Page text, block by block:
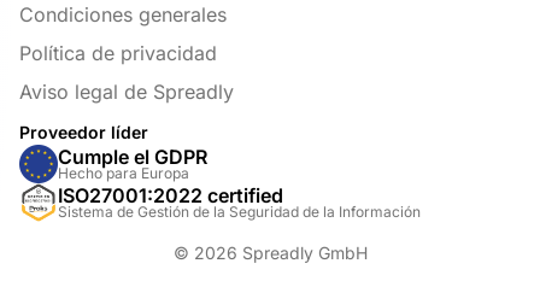
Condiciones generales
Política de privacidad
Aviso legal de Spreadly
Proveedor líder
Cumple el GDPR
Hecho para Europa
ISO27001:2022 certified
Sistema de Gestión de la Seguridad de la Información
© 2026 Spreadly GmbH